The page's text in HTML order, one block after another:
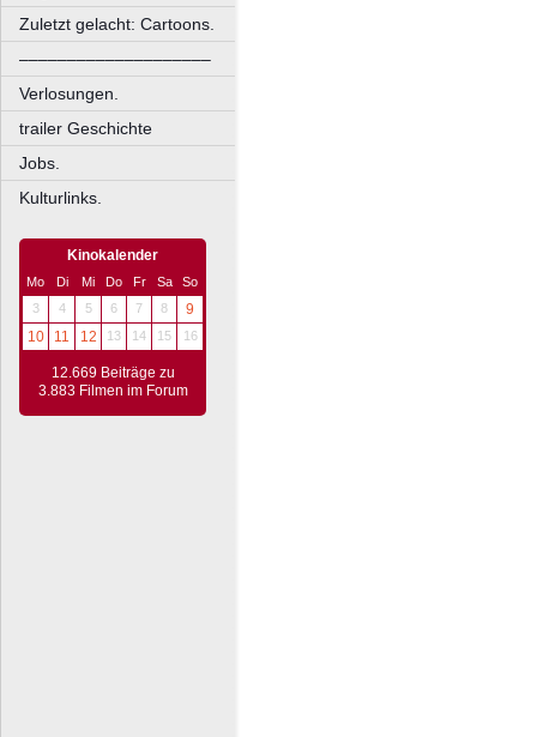
Zuletzt gelacht: Cartoons.
––––––––––––––––––––
Verlosungen.
trailer Geschichte
Jobs.
Kulturlinks.
Kinokalender
Mo Di Mi Do Fr Sa
So
3
4 5 6 7 8
9
10
11 12 13 14 15 16
12.669 Beiträge zu
3.883 Filmen im Forum